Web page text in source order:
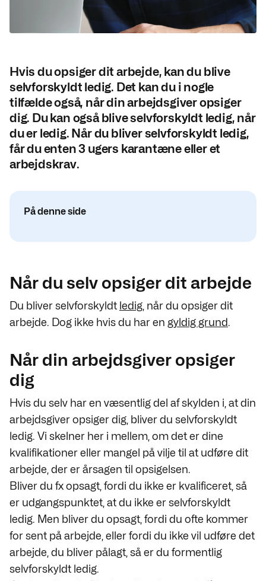
Hvis du opsiger dit arbejde, kan du blive
selvforskyldt ledig. Det kan du i nogle
tilfælde også, når din arbejdsgiver opsiger
dig. Du kan også blive selvforskyldt ledig, når
du er ledig. Når du bliver selvforskyldt ledig,
får du enten 3 ugers karantæne eller et
arbejdskrav.
På denne side
Når du selv opsiger dit arbejde
Du bliver selvforskyldt ledig , når du opsiger dit
arbejde. Dog ikke hvis du har en gyldig grund.
Når din arbejdsgiver opsiger
dig
Hvis du selv har en væsentlig del af skylden i, at din
arbejdsgiver opsiger dig, bliver du selvforskyldt
ledig. Vi skelner her i mellem, om det er dine
kvalifikationer eller mangel på vilje til at udføre dit
arbejde, der er årsagen til opsigelsen.
Bliver du fx opsagt, fordi du ikke er kvalificeret, så
er udgangspunktet, at du ikke er selvforskyldt
ledig. Men bliver du opsagt, fordi du ofte kommer
for sent på arbejde, eller fordi du ikke vil udføre det
arbejde, du bliver pålagt, så er du formentlig
selvforskyldt ledig.